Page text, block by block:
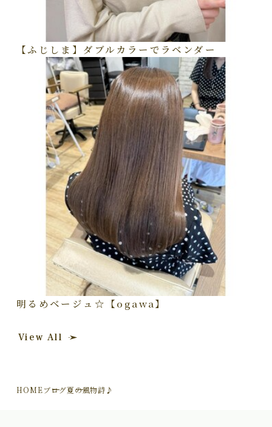
【ふじしま】ダブルカラーでラベンダー
明るめベージュ☆【ogawa】
View All
HOMEブログ夏の風物詩♪